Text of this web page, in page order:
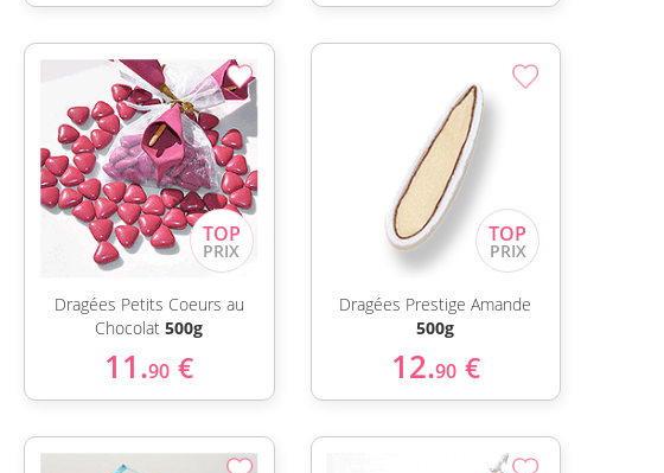
Dragées Petits Coeurs au
Chocolat500g
11.90 €
Dragées Prestige Amande
500g
12.90 €